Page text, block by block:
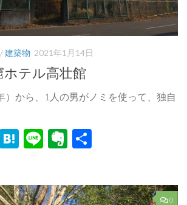
/建築物 2021年1月14日
ホテル高壮館
）から、1人の男がノミを使って、独自
EmailHatena
LineEvernote
0